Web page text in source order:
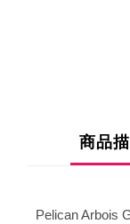
商品
Pelican Arbois